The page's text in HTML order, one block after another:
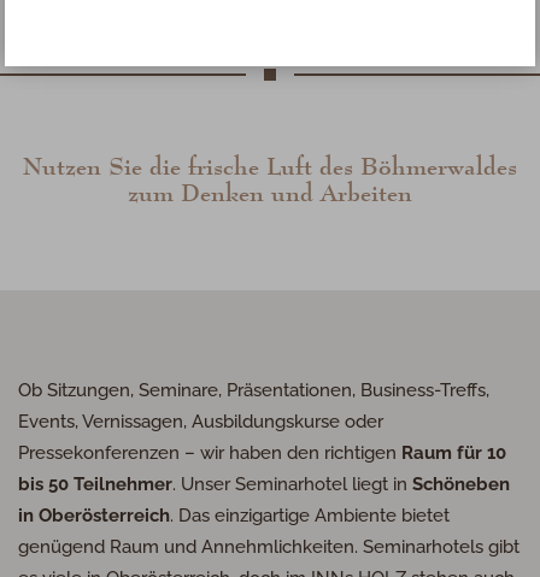
Nutzen Sie die frische Luft des Böhmerwaldes
zum Denken und Arbeiten
Ob Sitzungen, Seminare, Präsentationen, Business-Treffs,
Events, Vernissagen, Ausbildungskurse oder
Pressekonferenzen – wir haben den richtigen Raum für 10
bis 50 Teilnehmer. Unser Seminarhotel liegt in Schöneben
in Oberösterreich. Das einzigartige Ambiente bietet
genügend Raum und Annehmlichkeiten. Seminarhotels gibt